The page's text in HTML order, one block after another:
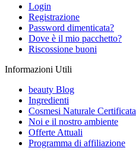
Login
Registrazione
Password dimenticata?
Dove è il mio pacchetto?
Riscossione buoni
Informazioni Utili
beauty Blog
Ingredienti
Cosmesi Naturale Certificata
Noi e il nostro ambiente
Offerte Attuali
Programma di affiliazione